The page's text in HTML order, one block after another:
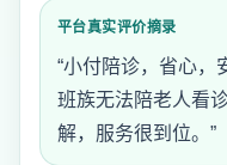
平台真实评价摘录
“小付陪诊，省心，
班族无法陪老人看
解，服务很到位。”